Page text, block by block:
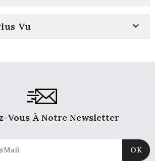
Vu 
Vous À Notre Newsletter